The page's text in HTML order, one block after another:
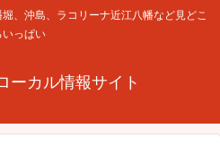
、沖島、ラコリーナ近江八幡など見どこ
いっぱい
ーカル情報サイト